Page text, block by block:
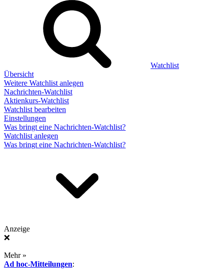
Watchlist
Übersicht
Weitere Watchlist anlegen
Nachrichten-Watchlist
Aktienkurs-Watchlist
Watchlist bearbeiten
Einstellungen
Was bringt eine Nachrichten-Watchlist?
Watchlist anlegen
Was bringt eine Nachrichten-Watchlist?
Anzeige
❌
Mehr »
Ad hoc-Mitteilungen: